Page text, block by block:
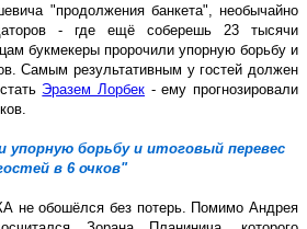
"продолжения банкета", необычайно
- где ещё соберешь 23 тысячи
букмекеры пророчили упорную борьбу и
Самым результативным у гостей должен
Эразем Лорбек - ему прогнозировали
упорную борьбу и итоговый перевес
в 6 очков"
не обошёлся без потерь. Помимо Андрея